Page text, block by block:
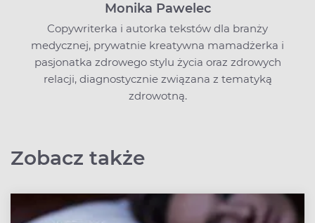
Monika Pawelec
Copywriterka i autorka tekstów dla branży
medycznej, prywatnie kreatywna mamadżerka i
pasjonatka zdrowego stylu życia oraz zdrowych
relacji, diagnostycznie związana z tematyką
zdrowotną.
Zobacz także